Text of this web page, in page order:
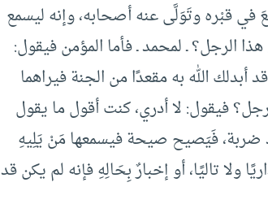
في قبْره وتَوَلَّى عنه أصحابه، وإنه ليسمع
الرجل؟ ـ لمحمد ـ فأما المؤمن فيقول:
أبدلك الله به مقعدًا من الجنة فيراهما
فيقول: لا أدري، كنت أقول ما يقول
ضربة، فَيَصيح صيحة فيسمعها مَنْ يَلِيهِ
ولا تاليًا، أو إخبارٌ بِحَالِهِ فإنه لم يكن قد